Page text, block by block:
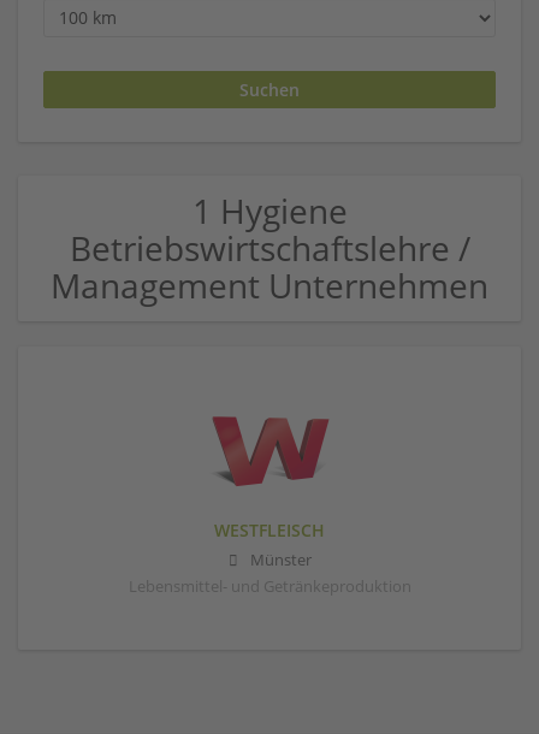
1 Hygiene
Betriebswirtschaftslehre /
Management Unternehmen
WESTFLEISCH
Münster
Lebensmittel- und Getränkeproduktion